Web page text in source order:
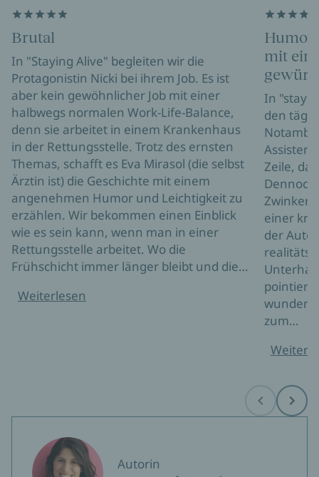
Brutal
In "Staying Alive" begleiten wir die
Protagonistin Nicki bei ihrem Job. Es ist
aber kein gewöhnlicher Job mit einer
halbwegs normalen Work-Life-Balance,
denn sie arbeitet in einem Krankenhaus
in der Rettungsstelle. Trotz des ernsten
Themas, schafft es Eva Mirasol (die selbst
Ärztin ist) die Geschichte mit einem
angenehmen Humor und Leichtigkeit zu
erzählen. Wir bekommen einen Einblick
wie es sein kann, wenn man in einer
Rettungsstelle arbeitet. Wo die
Frühschicht immer länger bleibt und die…
Weiterlesen
mit
In
den
Zeile,
einer
der
pointiert
zum…
Before Next
Autorin